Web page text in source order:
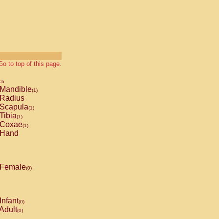
to top of this page.
Mandible(1)
Radius
Scapula(1)
Tibia(1)
Coxae(1)
Hand
Female(0)
Infant(0)
(0)